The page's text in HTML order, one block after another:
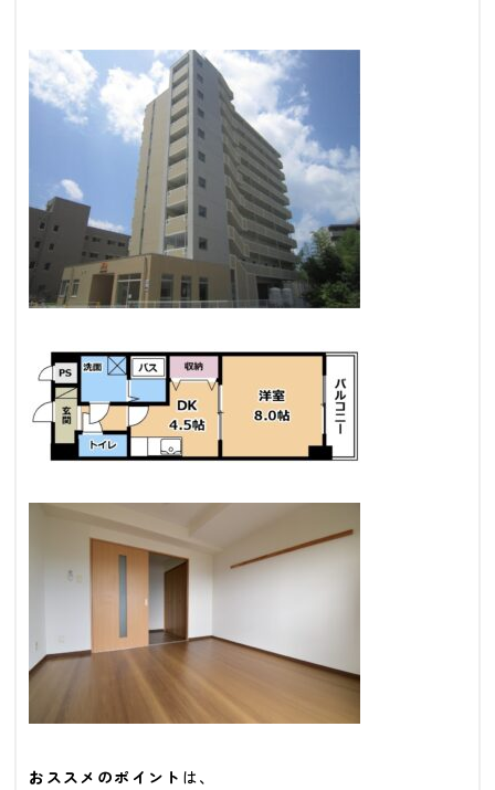
おススメのポイント は、